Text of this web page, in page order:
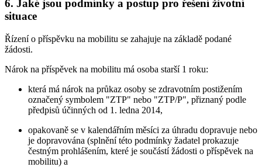
6. Jaké jsou podmínky a postup pro řešení životní
situace
Řízení o příspěvku na mobilitu se zahajuje na základě podané
žádosti.
Nárok na příspěvek na mobilitu má osoba starší 1 roku:
která má nárok na průkaz osoby se zdravotním postižením
označený symbolem "ZTP" nebo "ZTP/P", přiznaný podle
předpisů účinných od 1. ledna 2014,
opakovaně se v kalendářním měsíci za úhradu dopravuje nebo
je dopravována (splnění této podmínky žadatel prokazuje
čestným prohlášením, které je součástí žádosti o příspěvek na
mobilitu) a